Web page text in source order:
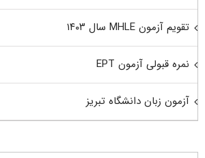
تقویم آزمون MHLE سال ۱۴۰۳
نمره قبولی آزمون EPT
آزمون زبان دانشگاه تبریز